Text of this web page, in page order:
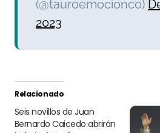
(@tauroemocionco)
2023
Relacionado
Seis novillos de Juan
Bernardo Caicedo abrirán